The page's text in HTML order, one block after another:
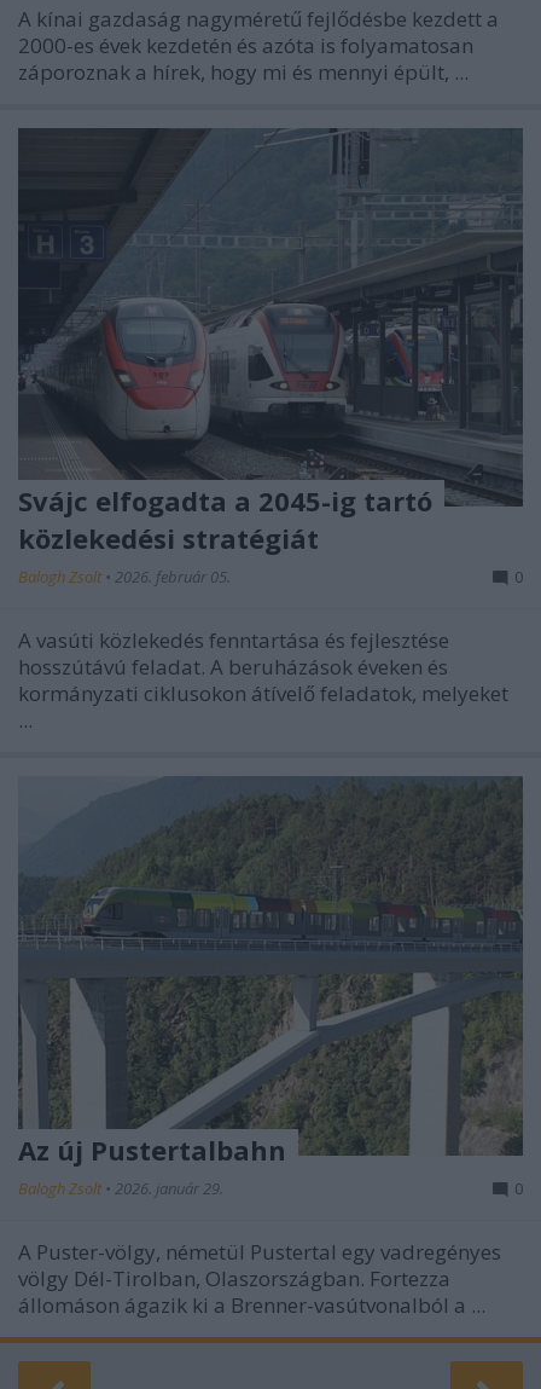
A kínai gazdaság nagyméretű fejlődésbe kezdett a
2000-es évek kezdetén és azóta is folyamatosan
záporoznak a hírek, hogy mi és mennyi épült, ...
Svájc elfogadta a 2045-ig tartó
közlekedési stratégiát
Balogh Zsolt • 2026. február 05. 0
A vasúti közlekedés fenntartása és fejlesztése
hosszútávú feladat. A beruházások éveken és
kormányzati ciklusokon átívelő feladatok, melyeket
...
Az új Pustertalbahn
Balogh Zsolt • 2026. január 29. 0
A Puster-völgy, németül Pustertal egy vadregényes
völgy Dél-Tirolban, Olaszországban. Fortezza
állomáson ágazik ki a Brenner-vasútvonalból a ...